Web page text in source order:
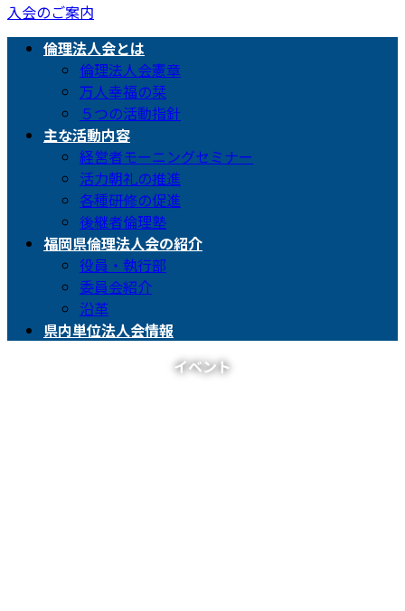
入会のご案内
倫理法人会とは
倫理法人会憲章
万人幸福の栞
５つの活動指針
主な活動内容
経営者モーニングセミナー
活力朝礼の推進
各種研修の促進
後継者倫理塾
福岡県倫理法人会の紹介
役員・執行部
委員会紹介
沿革
県内単位法人会情報
イベント